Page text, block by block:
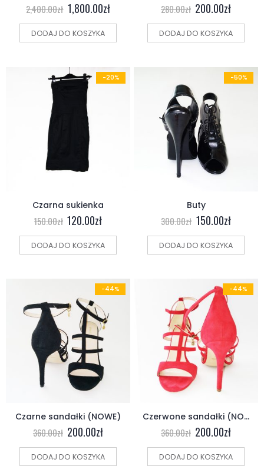
2,400.00zł 1,800.00zł
DODAJ DO KOSZYKA
280.00zł 200.00zł
DODAJ DO KOSZYKA
-20%
Czarna sukienka
150.00zł 120.00zł
DODAJ DO KOSZYKA
-50%
Buty
300.00zł 150.00zł
DODAJ DO KOSZYKA
-44%
Czarne sandałki (NOWE)
360.00zł 200.00zł
DODAJ DO KOSZYKA
-44%
Czerwone sandałki (NOWE)
360.00zł 200.00zł
DODAJ DO KOSZYKA